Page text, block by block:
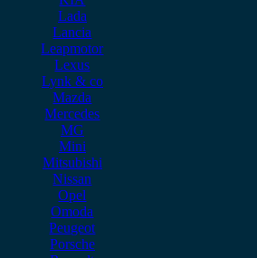
Lada
Lancia
Leapmotor
Lexus
Lynk & co
Mazda
Mercedes
MG
Mini
Mitsubishi
Nissan
Opel
Omoda
Peugeot
Porsche